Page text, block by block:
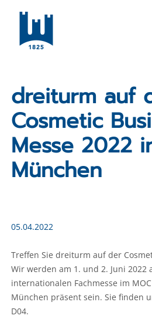
springen
dreiturm auf
Cosmetic
Messe 2022
München
05.04.2022
Treffen Sie dreiturm auf der
Wir werden am 1. und 2. Juni
internationalen Fachmesse im
München präsent sein. Sie finden
D04.